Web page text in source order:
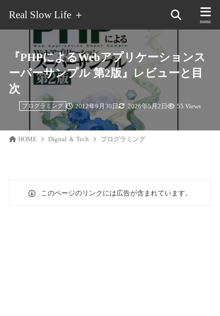
Real Slow Life ＋
『PHPによるWebアプリケーションス
ーパーサンプル 第2版』レビューと目
次
2012年9月30日 2026年5月2日
プログラミング 55 Views
HOME Digital ＆ Tech プログラミング
このページのリンクには広告が含まれています。